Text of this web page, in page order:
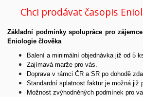
Chci prodávat časopis
Základní podmínky spolupráce pro
Eniologie člověka
Balení a minimální objednávka již od 5
Zajímavá marže pro vás.
Doprava v rámci ČR a SR po dohodě
Standardní splatnost faktur je možná již
Možnost zvýhodněných podmínek pro